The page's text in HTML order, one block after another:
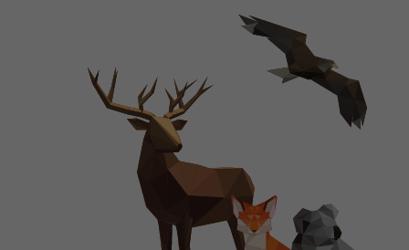
Musterelement auf dem Namen die
eindeutige Identitätsnummer des Kontos
oder der Website enthält, auf das es sich
bezieht. Es scheint eine Variation des _gat-
Cookies zu sein, das verwendet wird, um die
von Google auf Websites mit hohem Traffic-
Aufkommen aufgezeichnete Datenmenge zu
begrenzen.
_fbp